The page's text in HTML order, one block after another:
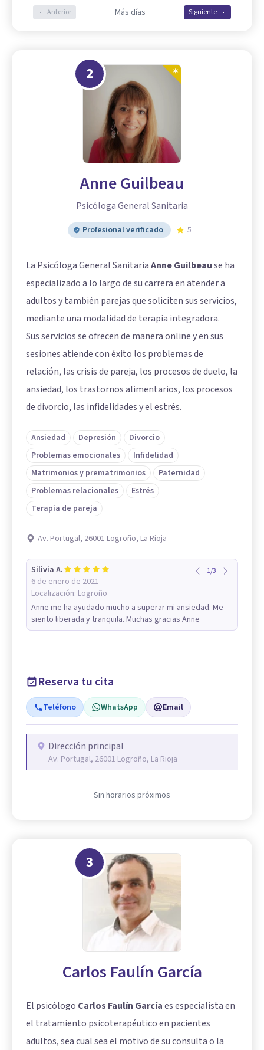
Anterior Más días Siguiente
2
Anne Guilbeau
Psicóloga General Sanitaria
Profesional verificado 5
La Psicóloga General SanitariaAnne Guilbeause ha
especializado a lo largo de su carrera en atender a
adultos y también parejas que soliciten sus servicios,
mediante una modalidad de terapia integradora.
Sus servicios se ofrecen de manera online y en sus
sesiones atiende con éxito los problemas de
relación, las crisis de pareja, los procesos de duelo, la
ansiedad, los trastornos alimentarios, los procesos
de divorcio, las infidelidades y el estrés.
Ansiedad Depresión
Divorcio
Problemas emocionales
Infidelidad
Matrimonios y prematrimonios
Paternidad
Problemas relacionales
Estrés
Terapia de pareja
Av. Portugal, 26001 Logroño, La Rioja
Silivia A.
6 de enero de 2021
Localización: Logroño
1/3
Anne me ha ayudado mucho a superar mi ansiedad. Me
siento liberada y tranquila. Muchas gracias Anne
Reserva tu cita
Teléfono WhatsApp Email
Dirección principal
Av. Portugal, 26001 Logroño, La Rioja
Sin horarios próximos
3
Carlos Faulín García
El psicólogo Carlos Faulín Garcíaes especialista en
el tratamiento psicoterapéutico en pacientes
adultos, sea cual sea el motivo de su consulta o la